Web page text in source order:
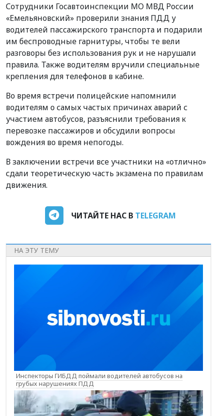
Сотрудники Госавтоинспекции МО МВД России
«Емельяновский» проверили знания ПДД у
водителей пассажирского транспорта и подарили
им беспроводные гарнитуры, чтобы те вели
разговоры без использования рук и не нарушали
правила. Также водителям вручили специальные
крепления для телефонов в кабине.
Во время встречи полицейские напомнили
водителям о самых частых причинах аварий с
участием автобусов, разъяснили требования к
перевозке пассажиров и обсудили вопросы
вождения во время непогоды.
В заключении встречи все участники на «отлично»
сдали теоретическую часть экзамена по правилам
движения.
ЧИТАЙТЕ НАС В TELEGRAM
НА ЭТУ ТЕМУ
Инспекторы ГИБДД поймали водителей автобусов на
грубых нарушениях ПДД